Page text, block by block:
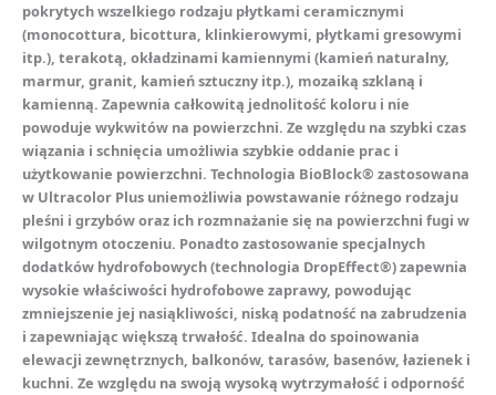
pokrytych wszelkiego rodzaju płytkami ceramicznymi
(monocottura, bicottura, klinkierowymi, płytkami gresowymi
itp.), terakotą, okładzinami kamiennymi (kamień naturalny,
marmur, granit, kamień sztuczny itp.), mozaiką szklaną i
kamienną. Zapewnia całkowitą jednolitość koloru i nie
powoduje wykwitów na powierzchni. Ze względu na szybki czas
wiązania i schnięcia umożliwia szybkie oddanie prac i
użytkowanie powierzchni. Technologia BioBlock® zastosowana
w Ultracolor Plus uniemożliwia powstawanie różnego rodzaju
pleśni i grzybów oraz ich rozmnażanie się na powierzchni fugi w
wilgotnym otoczeniu. Ponadto zastosowanie specjalnych
dodatków hydrofobowych (technologia DropEffect®) zapewnia
wysokie właściwości hydrofobowe zaprawy, powodując
zmniejszenie jej nasiąkliwości, niską podatność na zabrudzenia
i zapewniając większą trwałość. Idealna do spoinowania
elewacji zewnętrznych, balkonów, tarasów, basenów, łazienek i
kuchni. Ze względu na swoją wysoką wytrzymałość i odporność